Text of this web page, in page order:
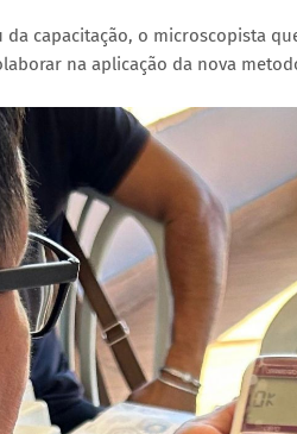
capacitação, o microscopista
na aplicação da nova